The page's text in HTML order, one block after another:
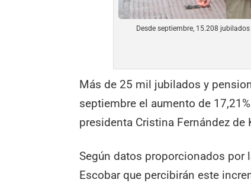
Desde septiembre, 15.208
Más de 25 mil jubilados y
septiembre el aumento de
presidenta Cristina Fernández de
Según datos proporcionados por
Escobar que percibirán este